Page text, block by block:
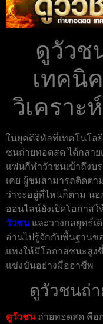
ดูวัวช
เทคนิ
วิเคราะ
ในยุคดิจิทัลที่เทคโนโล
ชนถ่ายทอดสด ได้กลา
แฟนกีฬาวัวชนเข้าถึงบ
เคย ผู้ชมสามารถติดตา
ว่าจะอยู่ที่ไหนก็ตาม นอ
ออนไลน์ยังเปิดโอกาส
วัวชนและวางกลยุทธ์เ
อ่านไปรู้จักกับพื้นฐานข
แทงให้มีโอกาสชนะสูง
แข่งขันอย่างมืออาชีพ
ดูวัวชนถ่
ดูวัวชนถ่ายทอดสด คือ